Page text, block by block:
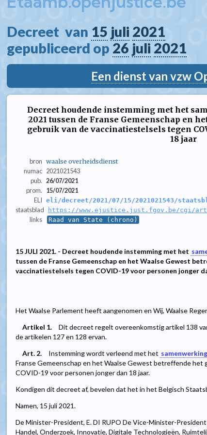
Decreet  van 15 juli 2021
gepubliceerd op 26 juli 2021
Een dienst van vzw
Decreet houdende instemming met het
2021 tussen de Franse Gemeenschap en
gebruik van de vaccinatiestelsels tegen
18 jaar
bron waalse overheidsdienst
numac 2021021543
pub. 26/07/2021
prom.
15/07/2021
ELI eli/decreet/2021/07/15/2021021543/
staatsblad https://www.ejustice.just.fgov.be/cgi/
links Raad van State (chrono)
15 JULI 2021. - Decreet houdende instemming met het
tussen de Franse Gemeenschap en het Waalse Gewest
vaccinatiestelsels tegen COVID-19 voor personen jonger
Het Waalse Parlement heeft aangenomen en Wij, Waalse
Artikel 1.
Dit decreet regelt overeenkomstig artikel 138
de artikelen 127 en 128 ervan.
Art. 2.
Instemming wordt verleend met het
Franse Gemeenschap en het Waalse Gewest betreffende het
COVID-19 voor personen jonger dan 18 jaar.
Kondigen dit decreet af, bevelen dat het in het Belgisch
Namen, 15 juli 2021.
De Minister-President, E. DI RUPO De Vice-Minister-
Handel, Onderzoek, Innovatie, Digitale Technologieën,